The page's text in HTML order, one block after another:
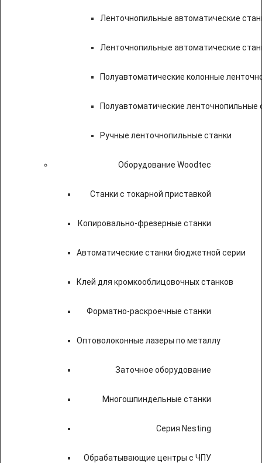
Ленточнопильные автоматические
Ленточнопильные автоматические
Полуавтоматические колонные
Полуавтоматические ленточнопильные
Ручные ленточнопильные станки
Оборудование Woodtec
Станки с токарной приставкой
Копировально-фрезерные станки
Автоматические станки бюджетной серии
Клей для кромкооблицовочных станков
Форматно-раскроечные станки
Оптоволоконные лазеры по металлу
Заточное оборудование
Многошпиндельные станки
Серия Nesting
Обрабатывающие центры с ЧПУ